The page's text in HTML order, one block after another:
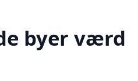
byer værd